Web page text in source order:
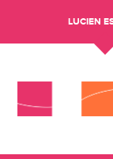
LUCIEN